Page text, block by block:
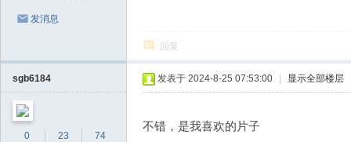
发消息
回复
sgb6184
0
23
74
发表于 2024-8-25 07:53:00 显示全部楼层
不错，是我喜欢的片子